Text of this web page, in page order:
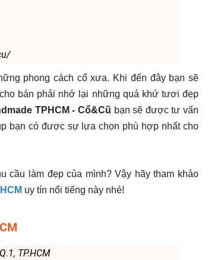
phong cách cổ xưa. Khi đến đây bạn sẽ
bán phải nhớ lại những quá khứ tươi đẹp
TPHCM - Cổ&Cũ bạn sẽ được tư vấn
bạn có được sự lựa chọn phù hợp nhất cho
cầu làm đẹp của mình? Vậy hãy tham khảo
uy tín nổi tiếng này nhé!
TP.HCM